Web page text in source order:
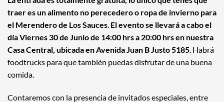
traer es un alimento no perecedero o ropa de invierno para
el Merendero de Los Sauces. El evento se llevará a cabo el
día Viernes 30 de Junio de 14:00 hrs a 20:00 hrs en nuestra
Casa Central, ubicada en Avenida Juan B Justo 5185. Habrá
foodtrucks para que también puedas disfrutar de una buena
comida.
Contaremos con la presencia de invitados especiales, entre